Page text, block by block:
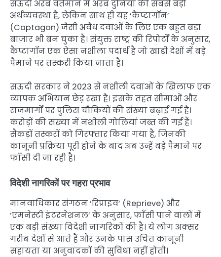
सऊदी अरब वर्तमान में अरब दुनिया की सबसे बड़ी
अर्थव्यवस्था है, लेकिन साथ ही यह ‘कैप्टागॉन’
(Captagon) जैसी अवैध दवाओं के लिए एक बहुत बड़ा
बाज़ार भी बन चुका है। संयुक्त राष्ट्र की रिपोर्टों के अनुसार,
कैप्टागॉन एक ऐसा नशीला पदार्थ है जो खाड़ी देशों में बड़े
पैमाने पर तस्करी किया जाता है।
सऊदी सरकार ने 2023 से नशीली दवाओं के खिलाफ एक
व्यापक अभियान छेड़ रखा है। इसके तहत सीमाओं और
राजमार्गों पर पुलिस चौकियों की संख्या बढ़ाई गई है।
करोड़ों की संख्या में नशीली गोलियां जब्त की गई हैं।
सैकड़ों तस्करों को गिरफ्तार किया गया है, जिनकी
कानूनी प्रक्रिया पूरी होने के बाद अब उन्हें बड़े पैमाने पर
फाँसी दी जा रही है।
विदेशी नागरिकों पर गहरा प्रभाव
मानवाधिकार संगठन ‘रिप्राइव’ (Reprieve) और
‘एमनेस्टी इंटरनेशनल’ के अनुसार, फाँसी पाने वालों में
एक बड़ी संख्या विदेशी नागरिकों की है। ये लोग अक्सर
गरीब देशों से आते हैं और उनके पास उचित कानूनी
सहायता या अनुवादकों की सुविधा नहीं होती।